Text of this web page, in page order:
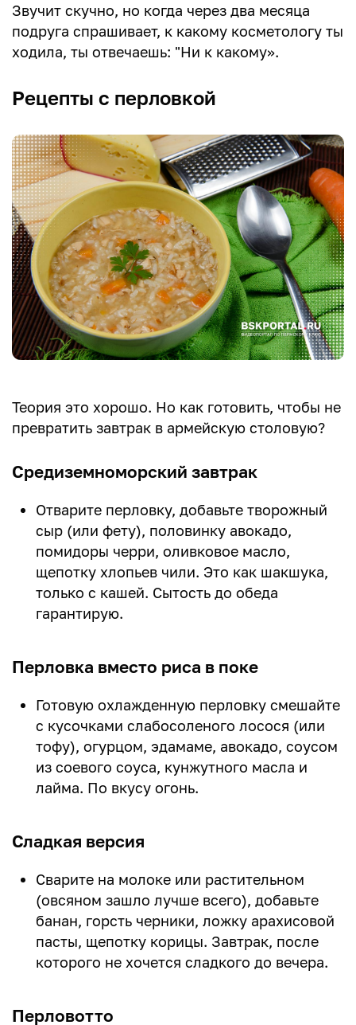
Звучит скучно, но когда через два месяца
подруга спрашивает, к какому косметологу ты
ходила, ты отвечаешь: "Ни к какому».
Рецепты с перловкой
Теория это хорошо. Но как готовить, чтобы не
превратить завтрак в армейскую столовую?
Средиземноморский завтрак
Отварите перловку, добавьте творожный
сыр (или фету), половинку авокадо,
помидоры черри, оливковое масло,
щепотку хлопьев чили. Это как шакшука,
только с кашей. Сытость до обеда
гарантирую.
Перловка вместо риса в поке
Готовую охлажденную перловку смешайте
с кусочками слабосоленого лосося (или
тофу), огурцом, эдамаме, авокадо, соусом
из соевого соуса, кунжутного масла и
лайма. По вкусу огонь.
Сладкая версия
Сварите на молоке или растительном
(овсяном зашло лучше всего), добавьте
банан, горсть черники, ложку арахисовой
пасты, щепотку корицы. Завтрак, после
которого не хочется сладкого до вечера.
Перловотто